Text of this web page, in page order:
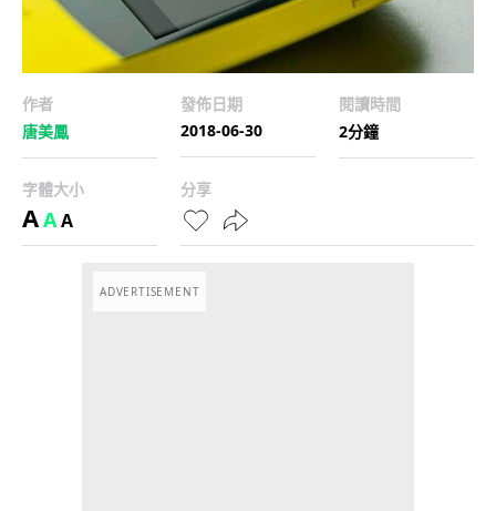
作者
唐美鳳
發佈日期
2018-06-30
閱讀時間
2分鐘
字體大小
AAA
分享
ADVERTISEMENT